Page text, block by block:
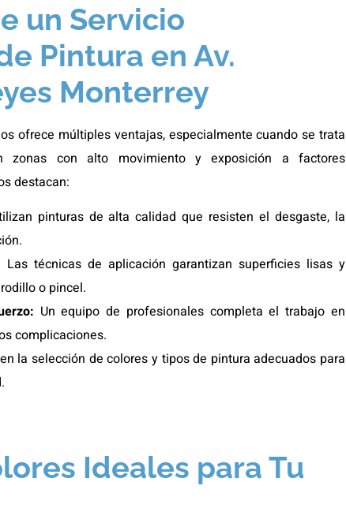
un Servicio
Pintura en Av.
Monterrey
ofrece múltiples ventajas, especialmente cuando se trata
zonas con alto movimiento y exposición a factores
destacan:
pinturas de alta calidad que resisten el desgaste, la
Las técnicas de aplicación garantizan superficies lisas y
o pincel.
Un equipo de profesionales completa el trabajo en
complicaciones.
la selección de colores y tipos de pintura adecuados para
Ideales para Tu